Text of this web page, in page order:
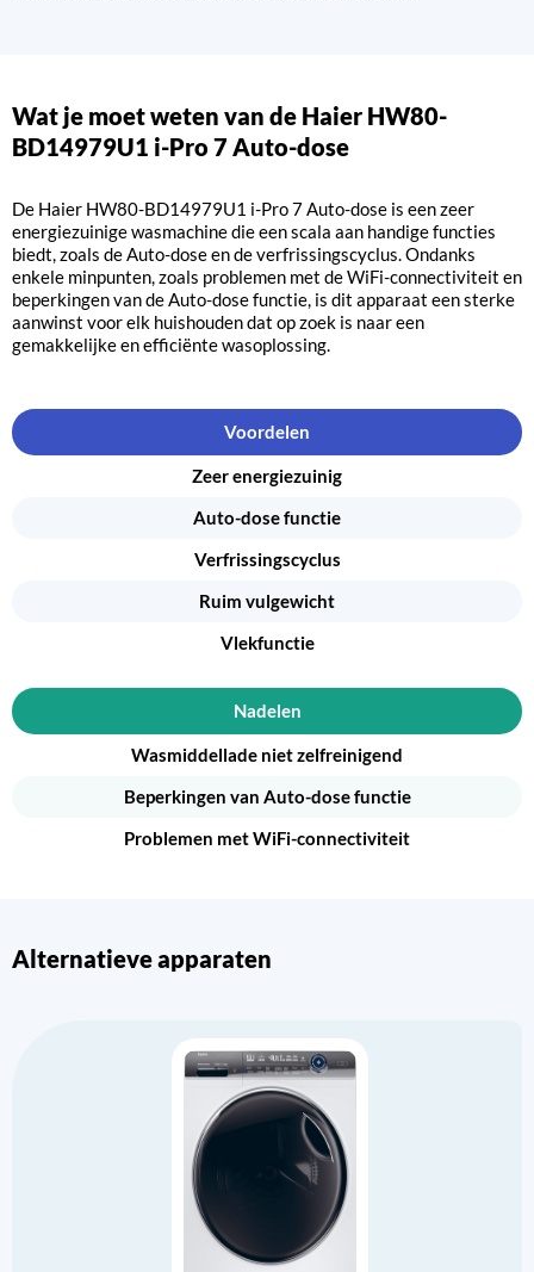
Wat je moet weten van de Haier HW80-
BD14979U1 i-Pro 7 Auto-dose
De Haier HW80-BD14979U1 i-Pro 7 Auto-dose is een zeer
energiezuinige wasmachine die een scala aan handige functies
biedt, zoals de Auto-dose en de verfrissingscyclus. Ondanks
enkele minpunten, zoals problemen met de WiFi-connectiviteit en
beperkingen van de Auto-dose functie, is dit apparaat een sterke
aanwinst voor elk huishouden dat op zoek is naar een
gemakkelijke en efficiënte wasoplossing.
Voordelen
Zeer energiezuinig
Auto-dose functie
Verfrissingscyclus
Ruim vulgewicht
Vlekfunctie
Nadelen
Wasmiddellade niet zelfreinigend
Beperkingen van Auto-dose functie
Problemen met WiFi-connectiviteit
Alternatieve apparaten